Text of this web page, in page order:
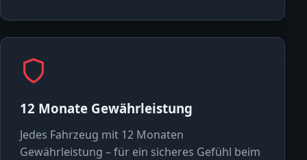
12 Monate Gewährleistung
Jedes Fahrzeug mit 12 Monaten
Gewährleistung – für ein sicheres Gefühl beim